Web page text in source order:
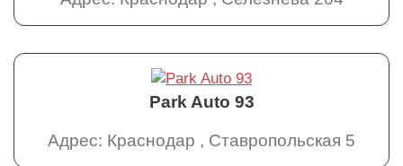
Park Auto 93
Адрес: Краснодар , Ставропольская 5